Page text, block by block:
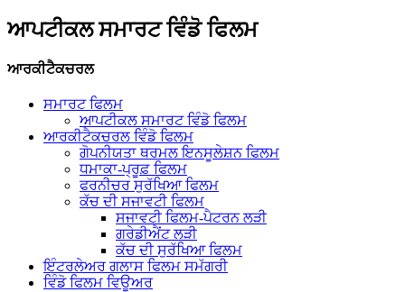
ਆਪਟੀਕਲ ਸਮਾਰਟ ਵਿੰਡੋ ਫਿਲਮ
ਆਰਕੀਟੈਕਚਰਲ
ਸਮਾਰਟ ਫਿਲਮ
ਆਪਟੀਕਲ ਸਮਾਰਟ ਵਿੰਡੋ ਫਿਲਮ
ਆਰਕੀਟੈਕਚਰਲ ਵਿੰਡੋ ਫਿਲਮ
ਗੋਪਨੀਯਤਾ ਥਰਮਲ ਇਨਸੂਲੇਸ਼ਨ ਫਿਲਮ
ਧਮਾਕਾ-ਪ੍ਰੂਫ਼ ਫਿਲਮ
ਫਰਨੀਚਰ ਸੁਰੱਖਿਆ ਫਿਲਮ
ਕੱਚ ਦੀ ਸਜਾਵਟੀ ਫਿਲਮ
ਸਜਾਵਟੀ ਫਿਲਮ-ਪੈਟਰਨ ਲੜੀ
ਗਰੇਡੀਐਂਟ ਲੜੀ
ਕੱਚ ਦੀ ਸੁਰੱਖਿਆ ਫਿਲਮ
ਇੰਟਰਲੇਅਰ ਗਲਾਸ ਫਿਲਮ ਸਮੱਗਰੀ
ਵਿੰਡੋ ਫਿਲਮ ਵਿਊਅਰ